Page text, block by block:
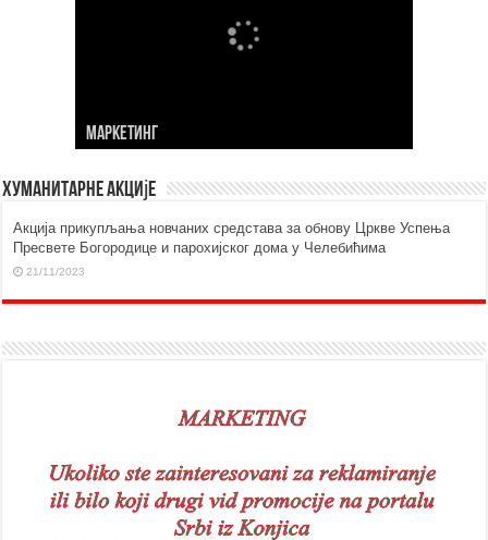
МАРKЕТИНГ
Хуманитарне акције
Aкција прикупљања новчаних средстава за обнову Цркве Успења
Пресвете Богородице и парохијског дома у Челебићима
21/11/2023